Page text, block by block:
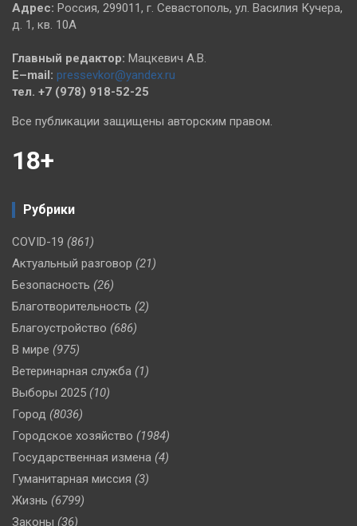
Адрес: Россия, 299011, г. Севастополь, ул. Василия Кучера,
д. 1, кв. 10А
Главный редактор: Мацкевич А.В.
E–mail: pressevkor@yandex.ru
тел. +7 (978) 918-52-25
Все публикации защищены авторским правом.
18+
Рубрики
COVID-19 (861)
Актуальный разговор (21)
Безопасность (26)
Благотворительность (2)
Благоустройство (686)
В мире (975)
Ветеринарная служба (1)
Выборы 2025 (10)
Город (8036)
Городское хозяйство (1984)
Государственная измена (4)
Гуманитарная миссия (3)
Жизнь (6799)
Законы (36)